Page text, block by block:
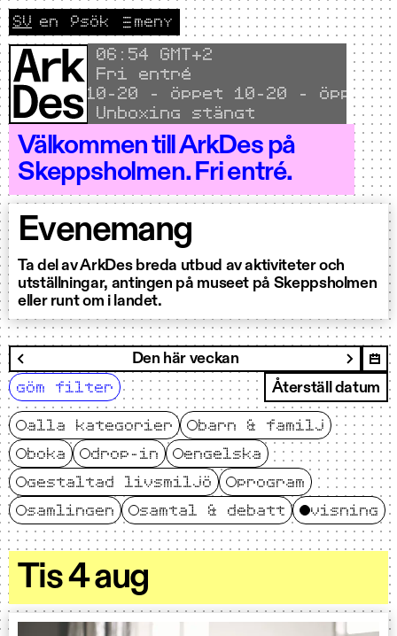
Hoppa till innehållet
Local time
06
54 GMT+2
Fri entré
Öppet 10–20 - Öppet 10–20 - Öppet
Unboxing stängt
Välkommen till ArkDes på
Skeppsholmen. Fri entré.
meny
🔎sök
CURRENT LANGUAGE SVENSKA
SV Byt språk till English
en
Evenemang
Ta del av ArkDes breda utbud av aktiviteter och
utställningar, antingen på museet på Skeppsholmen
eller runt om i landet.
Föregående vecka
Den här veckan
Nästa
göm filter
Återställ datum
alla kategorier
barn & familj
boka
drop-in
engelska
gestaltad livsmiljö
program
samlingen
samtal & debatt visning
filtrera
Tis 4 aug